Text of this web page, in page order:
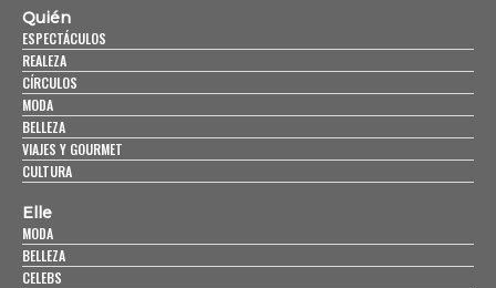
Quién
ESPECTÁCULOS
REALEZA
CÍRCULOS
MODA
BELLEZA
VIAJES Y GOURMET
CULTURA
Elle
MODA
BELLEZA
CELEBS